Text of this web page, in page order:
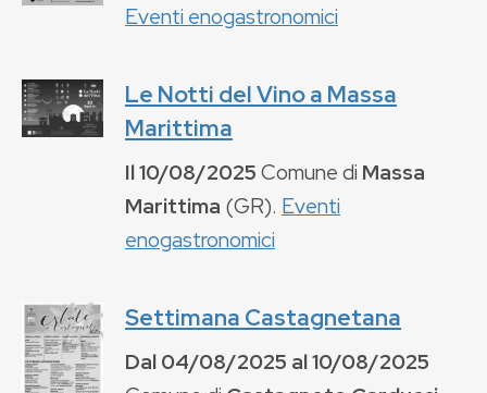
Eventi enogastronomici
Le Notti del Vino a Massa
Marittima
Il10/08/2025Comune di Massa
Marittima (GR). Eventi
enogastronomici
Settimana Castagnetana
Dal04/08/2025 al10/08/2025